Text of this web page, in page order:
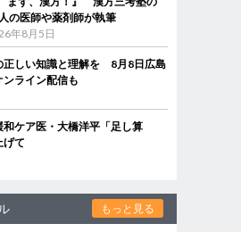
の医師や薬剤師が執筆
年8月5日
正しい知識と理解を 8月8日広島
ライン配信も
和ケア医・大橋洋平「足し算
げて
もっと見る